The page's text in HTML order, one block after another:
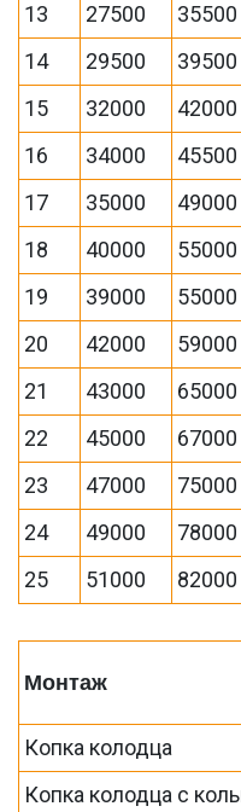
13
27500 35500
14
29500 39500
15
32000 42000
16
34000 45500
17
35000 49000
18
40000 55000
19
39000 55000
20
42000 59000
21
43000 65000
22
45000 67000
23
47000 75000
24
49000 78000
25
51000 82000
Монтаж
Копка колодца
Копка колодца с